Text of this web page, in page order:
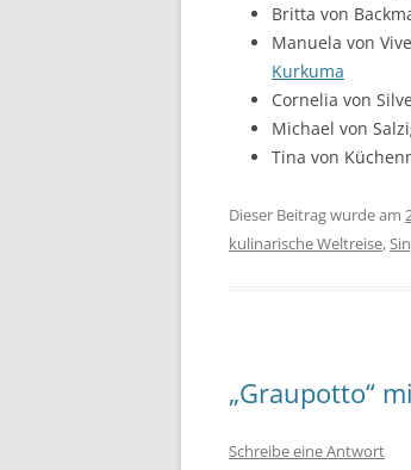
Britta von
Manuela von
Kurkuma
Cornelia von
Michael von
Tina von
Dieser Beitrag wurde am
kulinarische Weltreise,
„Graupotto“
Schreibe eine Antwort